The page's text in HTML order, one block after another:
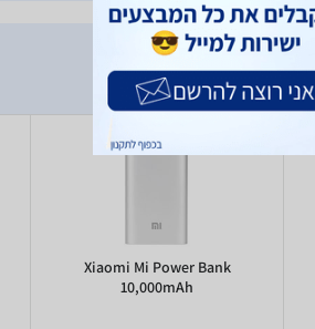
Xiaomi Mi Power Bank
10,000mAh